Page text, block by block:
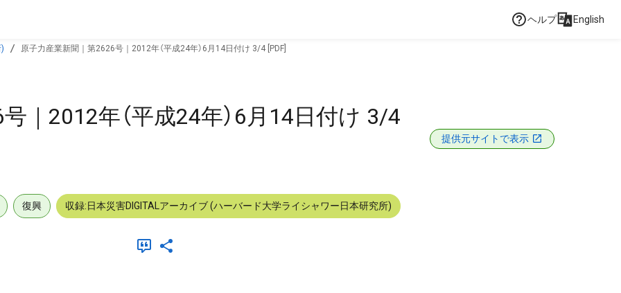
ヘルプ English
原子力産業新聞｜第2626号｜2012年（平成24年）6月14日付け 3/4 [PDF]
｜2012年（平成24年）6月14日付け 3/4
提供元サイトで表示
復興 収録:日本災害DIGITALアーカイブ (ハーバード大学ライシャワー日本研究所)